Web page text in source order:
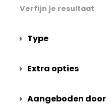
Verfijn je resultaat
Type
Extra opties
Aangeboden door